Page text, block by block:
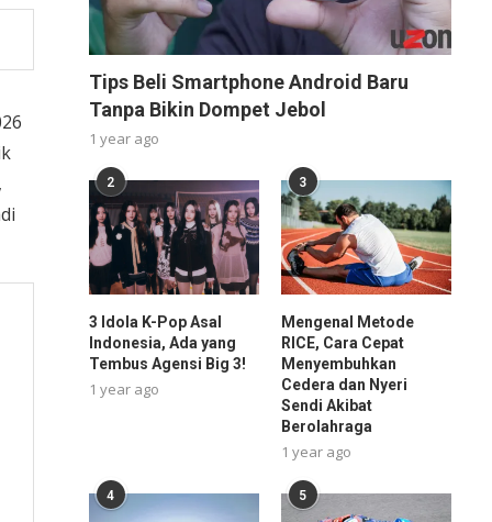
Tips Beli Smartphone Android Baru
Tanpa Bikin Dompet Jebol
1 year ago
2
3 Idola K-Pop Asal
Indonesia, Ada yang
Tembus Agensi Big 3!
1 year ago
3
Mengenal Metode
RICE, Cara Cepat
Menyembuhkan
Cedera dan Nyeri
Sendi Akibat
Berolahraga
1 year ago
4 5